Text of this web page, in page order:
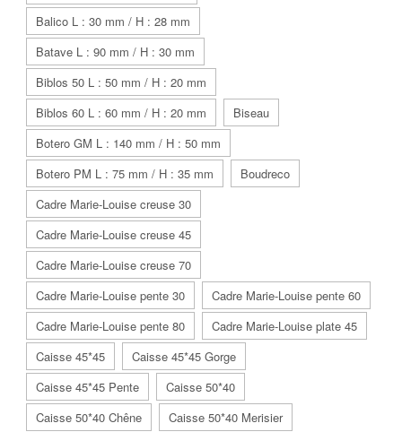
Balico L : 30 mm / H : 28 mm
Batave L : 90 mm / H : 30 mm
Biblos 50 L : 50 mm / H : 20 mm
Biblos 60 L : 60 mm / H : 20 mm
Biseau
Botero GM L : 140 mm / H : 50 mm
Botero PM L : 75 mm / H : 35 mm
Boudreco
Cadre Marie-Louise creuse 30
Cadre Marie-Louise creuse 45
Cadre Marie-Louise creuse 70
Cadre Marie-Louise pente 30
Cadre Marie-Louise pente 60
Cadre Marie-Louise pente 80
Cadre Marie-Louise plate 45
Caisse 45*45
Caisse 45*45 Gorge
Caisse 45*45 Pente
Caisse 50*40
Caisse 50*40 Chêne
Caisse 50*40 Merisier